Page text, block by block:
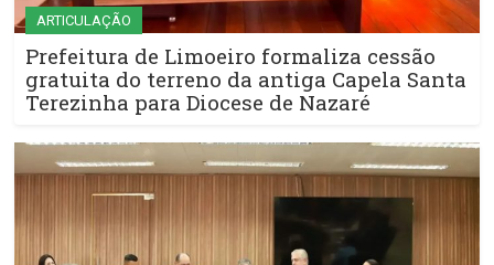
ARTICULAÇÃO
Prefeitura de Limoeiro formaliza cessão
gratuita do terreno da antiga Capela Santa
Terezinha para Diocese de Nazaré